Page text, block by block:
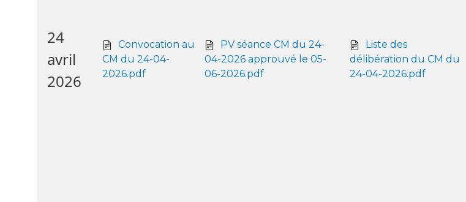
24
avril
2026
Convocation au
CM du 24-04-
2026.pdf
PV séance CM du 24-
04-2026 approuvé le 05-
06-2026.pdf
Liste des
délibération du CM du
24-04-2026.pdf